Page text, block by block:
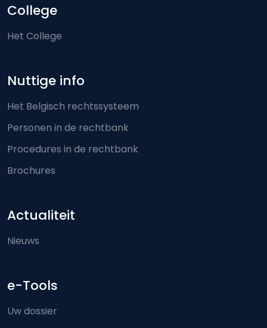
College
Het College
Nuttige info
Het Belgisch rechtssysteem
Personen in de rechtbank
Procedures in de rechtbank
Brochures
Actualiteit
Nieuws
e-Tools
Uw dossier